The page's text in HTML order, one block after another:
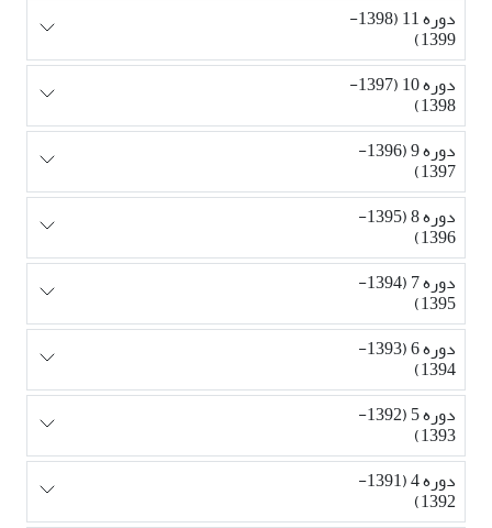
دوره 11 (1398-
1399)
دوره 10 (1397-
1398)
دوره 9 (1396-
1397)
دوره 8 (1395-
1396)
دوره 7 (1394-
1395)
دوره 6 (1393-
1394)
دوره 5 (1392-
1393)
دوره 4 (1391-
1392)